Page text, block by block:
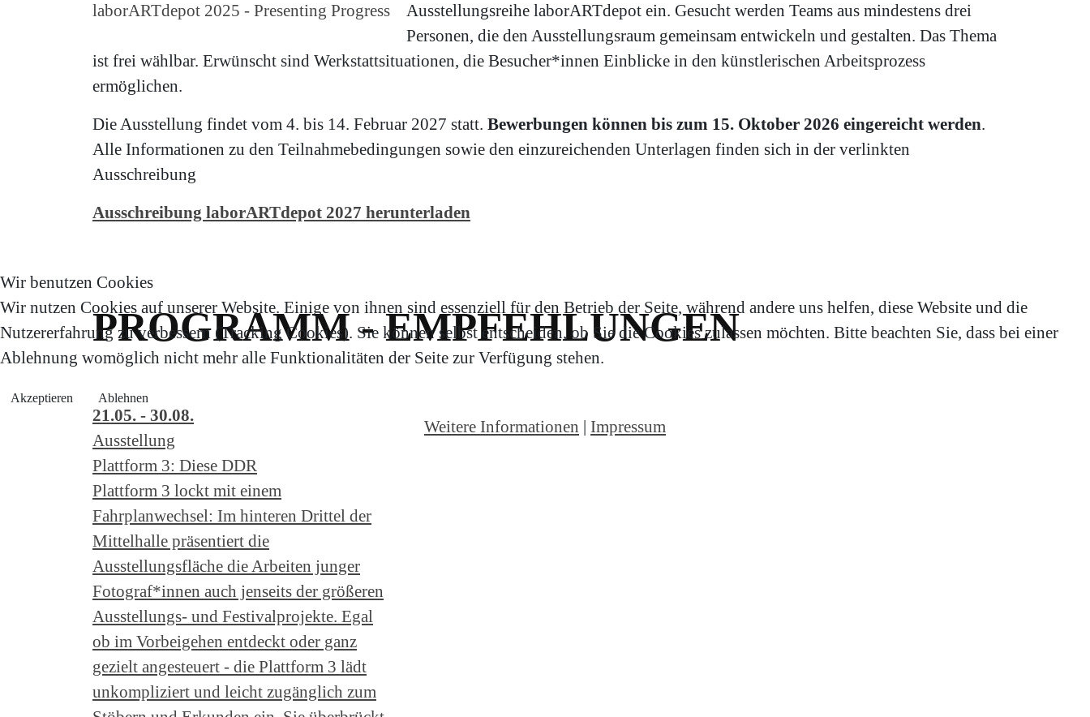
laborARTdepot 2025 - Presenting Progress
Ausstellungsreihe laborARTdepot ein. Gesucht werden Teams aus mindestens drei
Personen, die den Ausstellungsraum gemeinsam entwickeln und gestalten. Das Thema
ist frei wählbar. Erwünscht sind Werkstattsituationen, die Besucher*innen Einblicke in den künstlerischen Arbeitsprozess
ermöglichen.
Die Ausstellung findet vom 4. bis 14. Februar 2027 statt. Bewerbungen können bis zum 15. Oktober 2026 eingereicht werden.
Alle Informationen zu den Teilnahmebedingungen sowie den einzureichenden Unterlagen finden sich in der verlinkten
Ausschreibung
Ausschreibung laborARTdepot 2027 herunterladen
PROGRAMM - EMPFEHLUNGEN
21.05. - 30.08.
Ausstellung
Plattform 3: Diese DDR
Plattform 3 lockt mit einem
Fahrplanwechsel: Im hinteren Drittel der
Mittelhalle präsentiert die
Ausstellungsfläche die Arbeiten junger
Fotograf*innen auch jenseits der größeren
Ausstellungs- und Festivalprojekte. Egal
ob im Vorbeigehen entdeckt oder ganz
gezielt angesteuert - die Plattform 3 lädt
unkompliziert und leicht zugänglich zum
Wir benutzen Cookies
Wir nutzen Cookies auf unserer Website. Einige von ihnen sind essenziell für den Betrieb der Seite, während andere uns helfen, diese Website und die
Nutzererfahrung zu verbessern (Tracking Cookies). Sie können selbst entscheiden, ob Sie die Cookies zulassen möchten. Bitte beachten Sie, dass bei einer
Ablehnung womöglich nicht mehr alle Funktionalitäten der Seite zur Verfügung stehen.
Akzeptieren Ablehnen
Weitere Informationen | Impressum